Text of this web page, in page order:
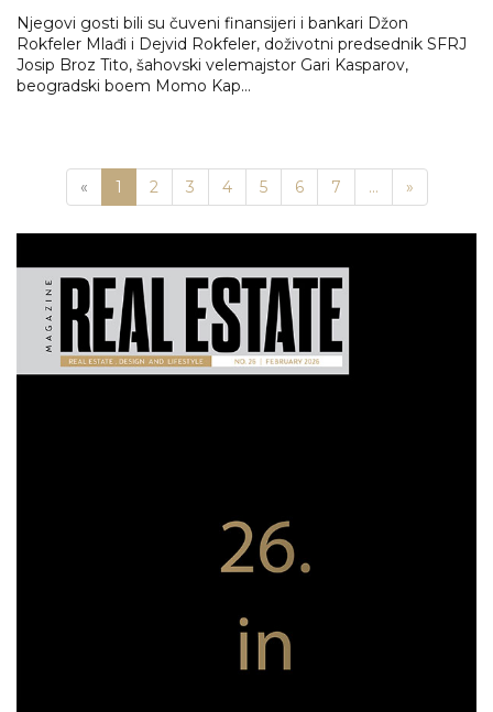
Njegovi gosti bili su čuveni finansijeri i bankari Džon
Rokfeler Mlađi i Dejvid Rokfeler, doživotni predsednik SFRJ
Josip Broz Tito, šahovski velemajstor Gari Kasparov,
beogradski boem Momo Kap...
«Previous
1 2 3 4 5 6 7 ... »Next